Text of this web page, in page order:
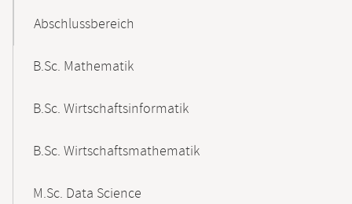
Abschlussbereich
B.Sc. Mathematik
B.Sc. Wirtschaftsinformatik
B.Sc. Wirtschaftsmathematik
M.Sc. Data Science